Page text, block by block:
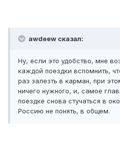
awdeew сказал:
Ну, если это удобство, мне
каждой поездки вспомнить,
раз залезть в карман, при
ничего нужного, и, самое
поездке снова стучаться в
Россию не понять, в общем.